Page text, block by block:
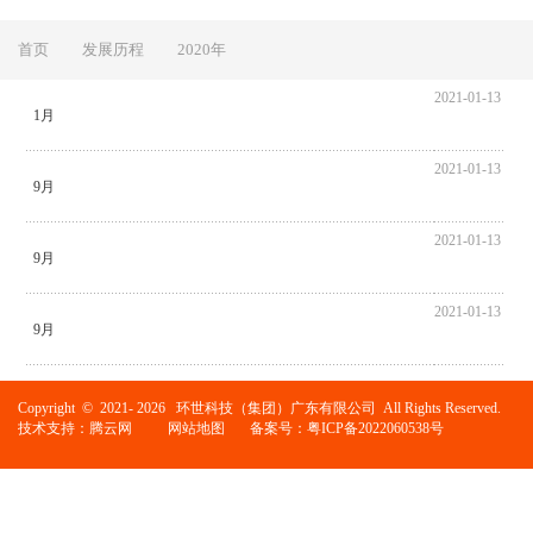
首页 发展历程 2020年
1月
2021-01-13
9月
2021-01-13
9月
2021-01-13
9月
2021-01-13
Copyright © 2021- 2026 环世科技（集团）广东有限公司 All Rights Reserved.
技术支持：腾云网
网站地图 备案号： 粤ICP备2022060538号